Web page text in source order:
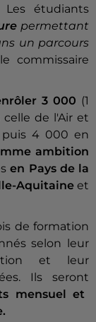
étudiants
permettant
un parcours
commissaire
3 000 (1
de l'Air et
puis 4 000 en
ambition
en Pays de la
Aquitaine et
de formation
selon leur
et leur
Ils seront
mensuel et